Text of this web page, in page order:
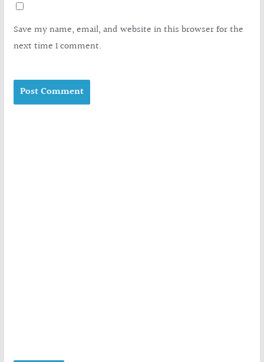
Save my name, email, and website in this browser for the
next time I comment.